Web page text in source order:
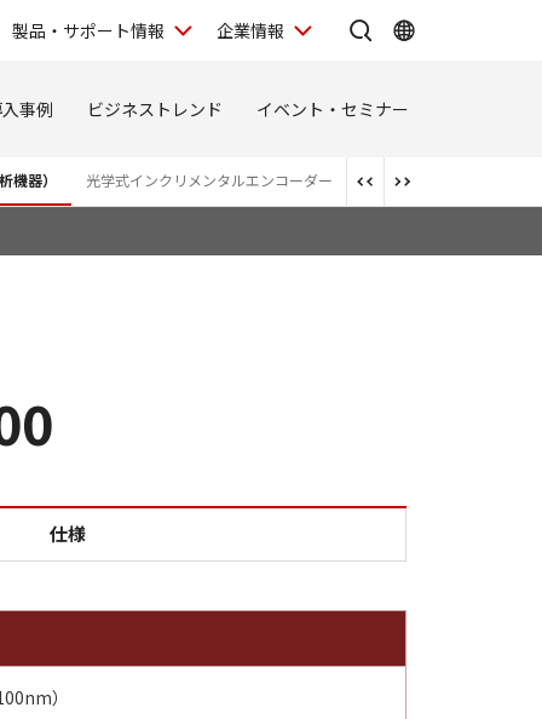
製品・サポート情報 企業情報
事例 ビジネストレンド イベント・セミナー
機器） 光学式インクリメンタルエンコーダー
900 仕様
仕様
）